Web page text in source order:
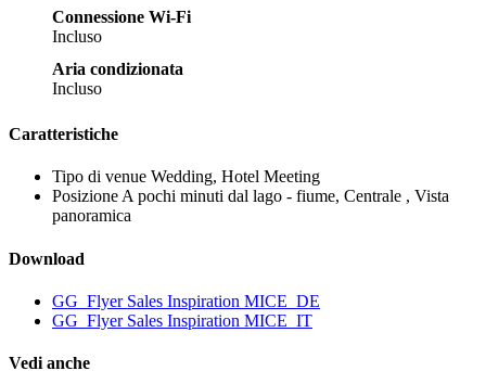
Connessione Wi-Fi
Incluso
Aria condizionata
Incluso
Caratteristiche
Tipo di venue Wedding, Hotel Meeting
PosizioneA pochi minuti dal lago - fiume, Centrale , Vista
panoramica
Download
GG_Flyer Sales Inspiration MICE_DE
GG_Flyer Sales Inspiration MICE_IT
Vedi anche